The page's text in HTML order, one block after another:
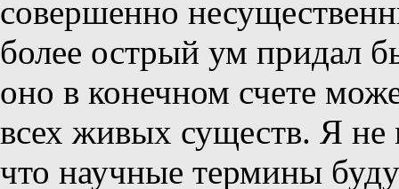
совершенно
более острый ум придал
оно в конечном счете
всех живых существ. Я не
что научные термины